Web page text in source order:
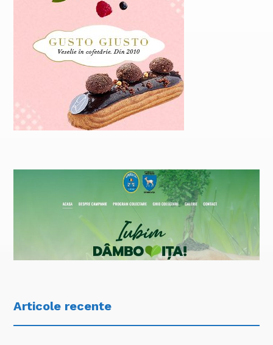
Articole recente